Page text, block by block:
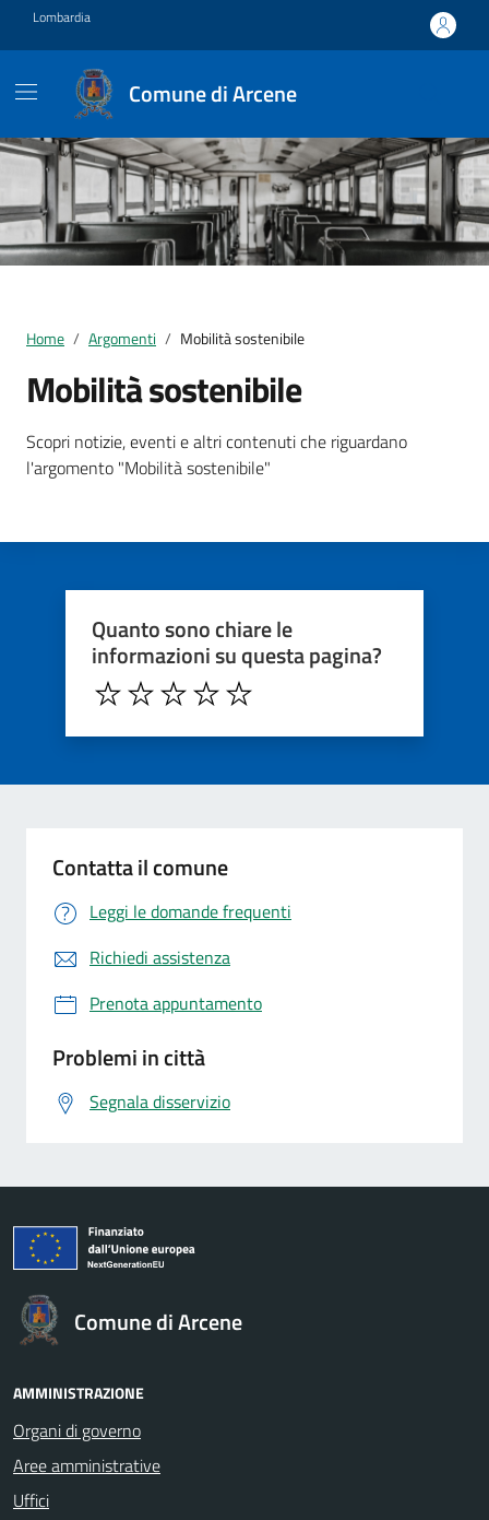
Vai ai contenuti
Vai al footer
Lombardia
Comune di Arcene
Home Argomenti Mobilità sostenibile
Mobilità sostenibile
Dettagli della notizia
Scopri notizie, eventi e altri contenuti che riguardano
l'argomento "Mobilità sostenibile"
Quanto sono chiare le
informazioni su questa pagina?
Contatta il comune
Leggi le domande frequenti
Richiedi assistenza
Prenota appuntamento
Problemi in città
Segnala disservizio
Comune di Arcene
AMMINISTRAZIONE
Organi di governo
Aree amministrative
Uffici